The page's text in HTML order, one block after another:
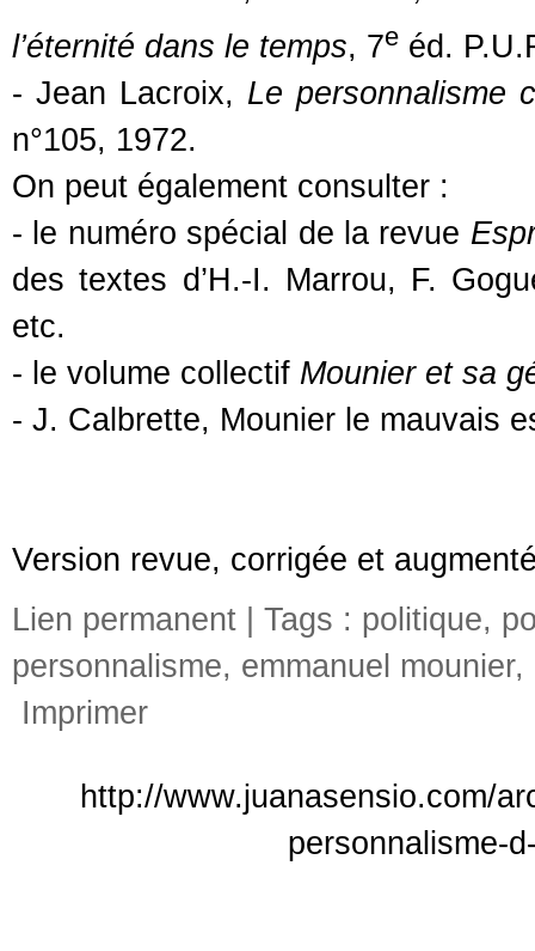
l’éternité dans le temps, 7e éd.
- Jean Lacroix, Le personnalisme
n°105, 1972.
On peut également consulter :
- le numéro spécial de la revue
des textes d’H.-I. Marrou, F.
etc.
- le volume collectif Mounier et sa
- J. Calbrette, Mounier le mauvais
Version revue, corrigée et
Lien permanent | Tags : politique,
personnalisme, emmanuel mounier,
Imprimer
http://www.juanasensio.com/
personnalisme-